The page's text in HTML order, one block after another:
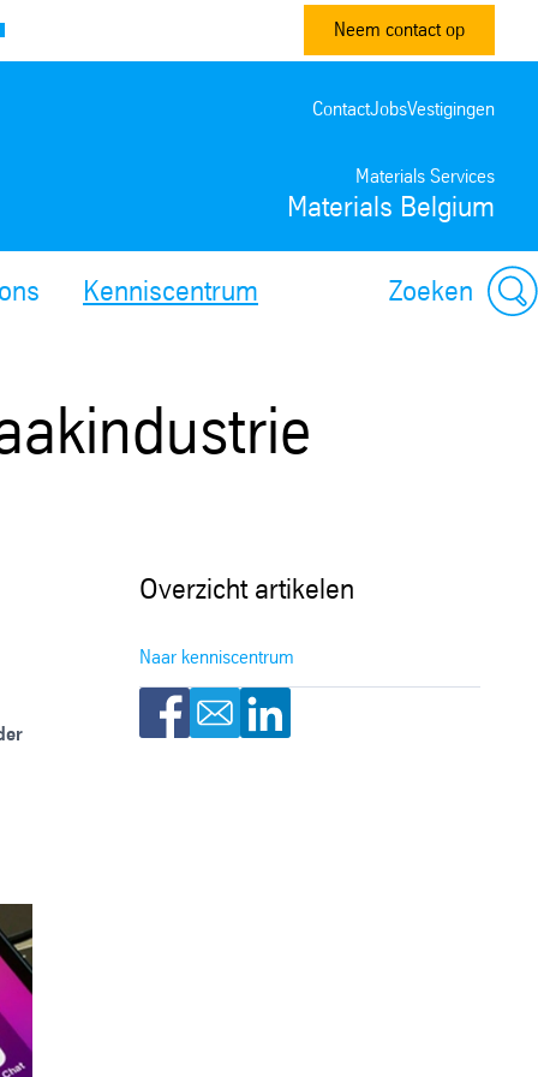
Neem contact op
Materials Services
Materials Belgium
ContactJobsVestigingen
Kenniscentrum Zoeken
Overzicht artikelen
Naar kenniscentrum